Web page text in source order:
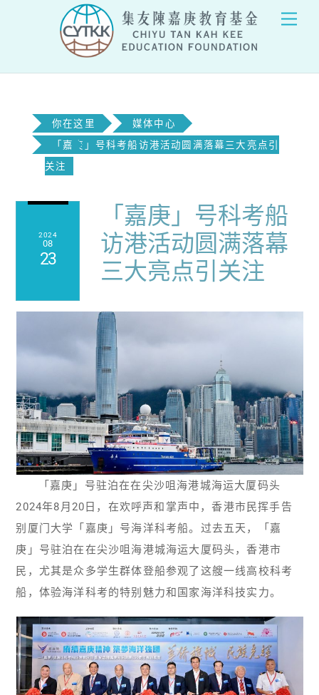
你在这里
媒体中心
「嘉庚」号科考船访港活动圆满落幕三大亮点引
关注
2024
08
23
「嘉庚」号科考船
访港活动圆满落幕
三大亮点引关注
「嘉庚」号驻泊在在尖沙咀海港城海运大厦码头
2024年8月20日，在欢呼声和掌声中，香港市民挥手告
别厦门大学「嘉庚」号海洋科考船。过去五天，「嘉
庚」号驻泊在在尖沙咀海港城海运大厦码头，香港市
民，尤其是众多学生群体登船参观了这艘一线高校科考
船，体验海洋科考的特别魅力和国家海洋科技实力。